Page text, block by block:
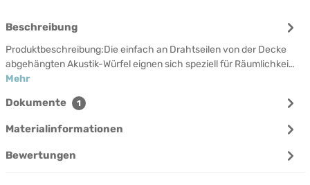
Beschreibung
Produktbeschreibung:Die einfach an Drahtseilen von der Decke
abgehängten Akustik-Würfel eignen sich speziell für Räumlichkei…
Mehr
Dokumente 1
Materialinformationen
Bewertungen